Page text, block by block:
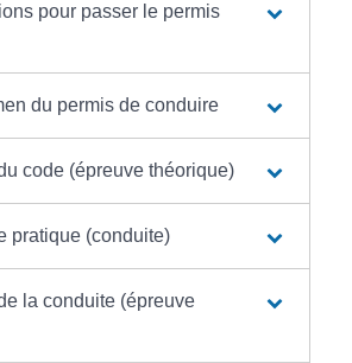
pour passer le permis
du permis de conduire
code (épreuve théorique)
pratique (conduite)
la conduite (épreuve